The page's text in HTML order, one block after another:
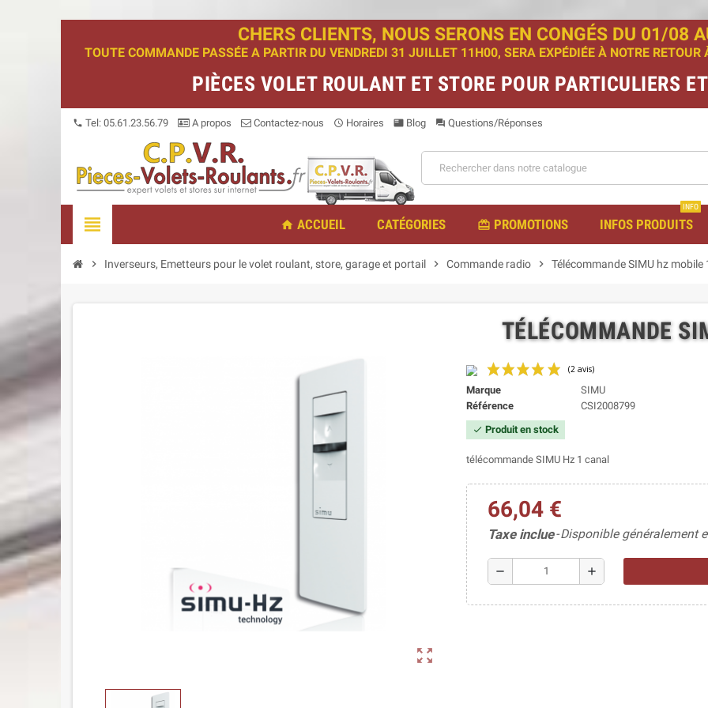
CHERS CLIENTS, NOUS SERONS EN CONGÉS DU 01/08
TOUTE COMMANDE PASSÉE A PARTIR DU VENDREDI 31 JUILLET 11H00, SERA EXPÉDIÉE À NOTRE
PIÈCES VOLET ROULANT ET STORE POUR PARTICULIERS
phone Tel: 05.61.23.56.79 A propos Contactez-nous access_time Horaires featured_play_list Blog question_answer Questions/Réponses
view_headline home ACCUEIL CATÉGORIES redeem PROMOTIONS INFOS PRODUITS
INFO
chevron_right Inverseurs, Emetteurs pour le volet roulant, store, garage et portail chevron_right Commande radio chevron_right Télécommande SIMU hz mobile
zoom_out_map
TÉLÉCOMMANDE
Marque
SIMU
Référence
CSI2008799
check Produit en stock
télécommande SIMU Hz 1 canal
66,04 €
Taxe inclue Disponible généralement
remove add